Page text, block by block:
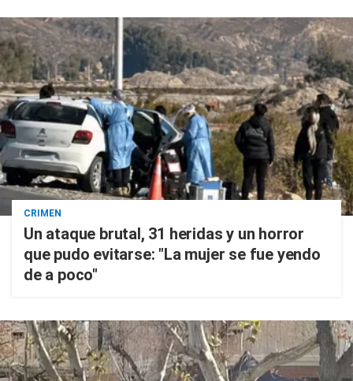
CRIMEN
Un ataque brutal, 31 heridas y un horror
que pudo evitarse: "La mujer se fue yendo
de a poco"